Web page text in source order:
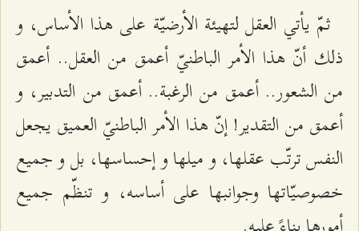
ثمّ يأتي العقل لتهيئة الأرضيّة على هذا الأساس، و
ذلك أنّ هذا الأمر الباطنيّ أعمق من العقل.. أعمق
من الشعور.. أعمق من الرغبة.. أعمق من التدبير، و
أعمق من التقدير! إنّ هذا الأمر الباطنيّ العميق يجعل
النفس ترتّب عقلها، و ميلها و إحساسها، بل و جميع
خصوصيّاتها وجوانبها على أساسه، و تنظّم جميع